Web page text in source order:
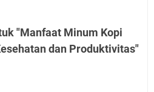
"Manfaat Minum Kopi
dan Produktivitas"